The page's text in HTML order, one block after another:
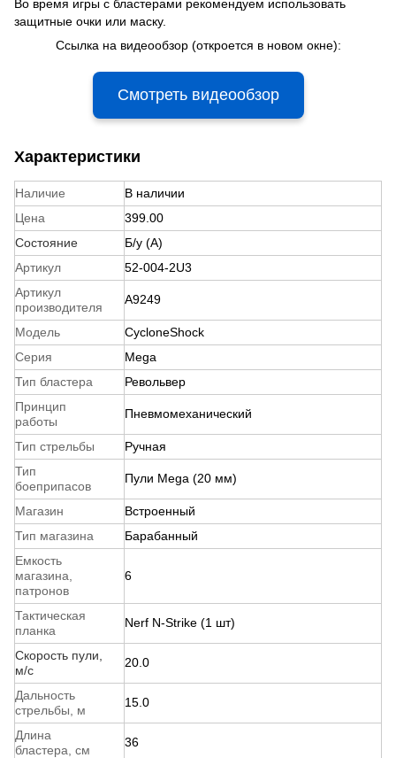
Во время игры с бластерами рекомендуем использовать
защитные очки или маску.
Ссылка на видеообзор (откроется в новом окне):
Смотреть видеообзор
Характеристики
Наличие
В наличии
Цена
399.00
Состояние
Б/у (A)
Артикул
52-004-2U3
Артикул
производителя
A9249
Модель
CycloneShock
Серия
Mega
Тип бластера
Револьвер
Принцип
работы
Пневмомеханический
Тип стрельбы
Ручная
Тип
боеприпасов
Пули Mega (20 мм)
Магазин
Встроенный
Тип магазина
Барабанный
Емкость
магазина,
патронов
6
Тактическая
планка
Nerf N-Strike (1 шт)
Скорость пули,
м/с
20.0
Дальность
стрельбы, м
15.0
Длина
бластера, см
36